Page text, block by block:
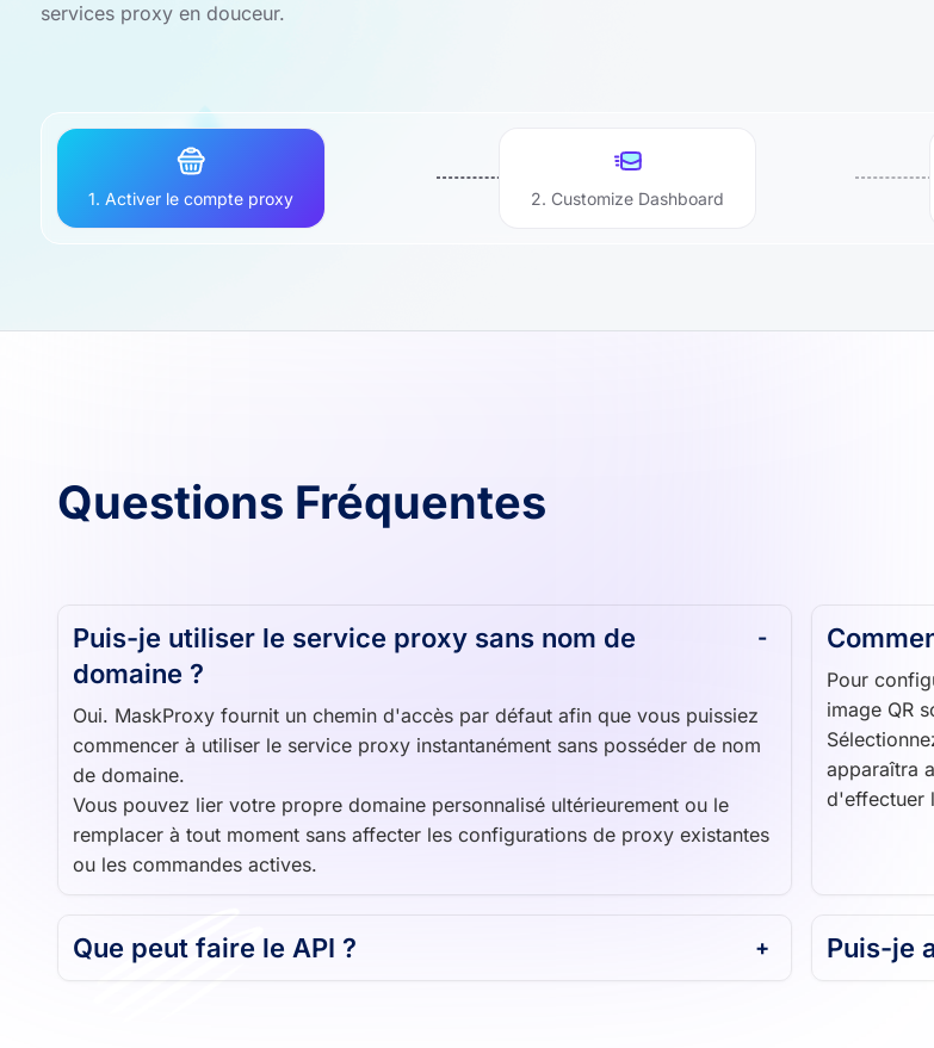
services proxy en douceur.
1. Activer le compte proxy 2. Customize Dashboard
Questions Fréquentes
Puis-je utiliser le service proxy sans nom de
domaine ?
Oui. MaskProxy fournit un chemin d'accès par défaut afin que vous puissiez
commencer à utiliser le service proxy instantanément sans posséder de nom
de domaine.
Vous pouvez lier votre propre domaine personnalisé ultérieurement ou le
remplacer à tout moment sans affecter les configurations de proxy existantes
ou les commandes actives.
Pour
image QR
apparaîtra
d'effectuer
Que peut faire le API ? Puis-je